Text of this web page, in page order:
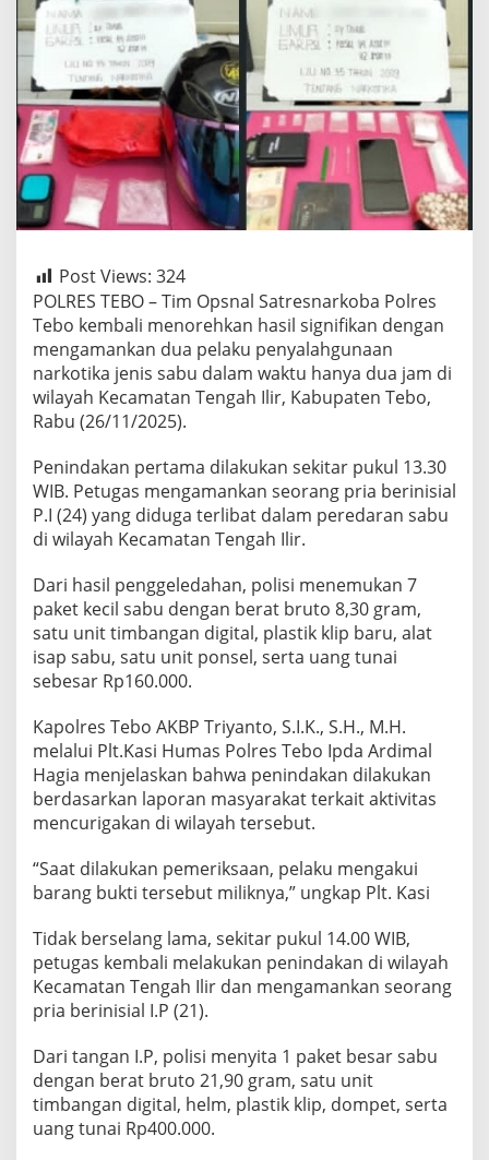
Post Views: 324
POLRES TEBO – Tim Opsnal Satresnarkoba Polres
Tebo kembali menorehkan hasil signifikan dengan
mengamankan dua pelaku penyalahgunaan
narkotika jenis sabu dalam waktu hanya dua jam di
wilayah Kecamatan Tengah Ilir, Kabupaten Tebo,
Rabu (26/11/2025).
Penindakan pertama dilakukan sekitar pukul 13.30
WIB. Petugas mengamankan seorang pria berinisial
P.I (24) yang diduga terlibat dalam peredaran sabu
di wilayah Kecamatan Tengah Ilir.
Dari hasil penggeledahan, polisi menemukan 7
paket kecil sabu dengan berat bruto 8,30 gram,
satu unit timbangan digital, plastik klip baru, alat
isap sabu, satu unit ponsel, serta uang tunai
sebesar Rp160.000.
Kapolres Tebo AKBP Triyanto, S.I.K., S.H., M.H.
melalui Plt.Kasi Humas Polres Tebo Ipda Ardimal
Hagia menjelaskan bahwa penindakan dilakukan
berdasarkan laporan masyarakat terkait aktivitas
mencurigakan di wilayah tersebut.
“Saat dilakukan pemeriksaan, pelaku mengakui
barang bukti tersebut miliknya,” ungkap Plt. Kasi
Tidak berselang lama, sekitar pukul 14.00 WIB,
petugas kembali melakukan penindakan di wilayah
Kecamatan Tengah Ilir dan mengamankan seorang
pria berinisial I.P (21).
Dari tangan I.P, polisi menyita 1 paket besar sabu
dengan berat bruto 21,90 gram, satu unit
timbangan digital, helm, plastik klip, dompet, serta
uang tunai Rp400.000.